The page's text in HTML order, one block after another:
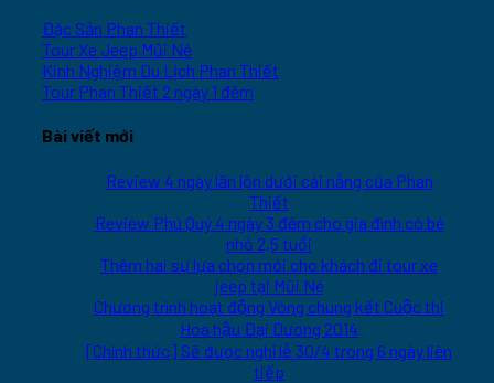
Đặc Sản Phan Thiết
Tour Xe Jeep Mũi Né
Kinh Nghiệm Du Lịch Phan Thiết
Tour Phan Thiết 2 ngày 1 đêm
Bài viết mới
Review 4 ngày lăn lộn dưới cái nắng của Phan
Thiết
Review Phú Quý 4 ngày 3 đêm cho gia đình có bé
nhỏ 2,5 tuổi
Thêm hai sự lựa chọn mới cho khách đi tour xe
jeep tại Mũi Né
Chương trình hoạt động Vòng chung kết Cuộc thi
Hoa hậu Đại Dương 2014
[Chính thức] Sẽ được nghỉ lễ 30/4 trong 6 ngày liên
tiếp